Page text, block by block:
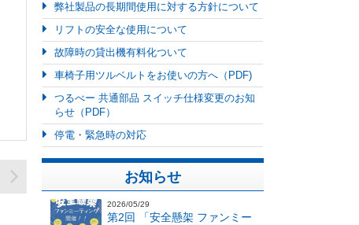
弊社製品の長期間使用に対する方針について
リフトの安全な使用について
故障時の貸出機有料化ついて
車椅子用ツルベルトをお使いの方へ（PDF)
つるべー 共通部品 スイッチ仕様変更のお知
らせ（PDF）
停電・緊急時の対応
お知らせ
2026/05/29
第2回 「安全懸架 ファンミー